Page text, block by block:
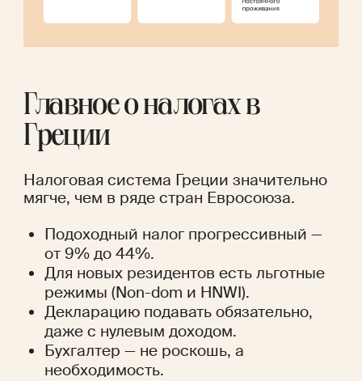
Главное о налогах в
Греции
Налоговая система Греции значительно
мягче, чем в ряде стран Евросоюза.
Подоходный налог прогрессивный —
от 9% до 44%.
Для новых резидентов есть льготные
режимы (Non-dom и HNWI).
Декларацию подавать обязательно,
даже с нулевым доходом.
Бухгалтер — не роскошь, а
необходимость.